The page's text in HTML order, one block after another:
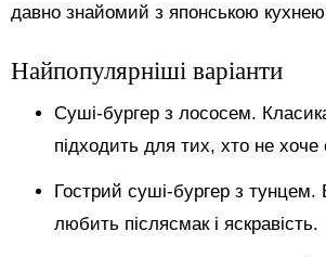
давно знайомий з японською
Найпопулярніші варіанти
Суші-бургер з лососем.
підходить для тих, хто не хоче
Гострий суші-бургер з тунцем.
любить післясмак і яскравість.